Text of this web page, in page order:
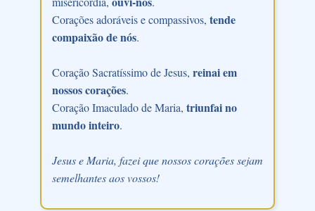
Corações adoráveis e compassivos, tende
compaixão de nós.
Coração Sacratíssimo de Jesus, reinai em
nossos corações.
Coração Imaculado de Maria, triunfai no
mundo inteiro.
Jesus e Maria, fazei que nossos corações sejam
semelhantes aos vossos!